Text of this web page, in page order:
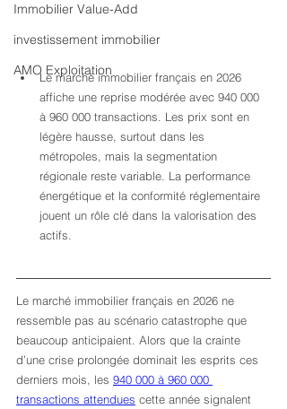
Immobilier Value-Add
investissement immobilier
AMO Exploitation
Le marché immobilier français en 2026
affiche une reprise modérée avec 940 000
à 960 000 transactions. Les prix sont en
légère hausse, surtout dans les
métropoles, mais la segmentation
régionale reste variable. La performance
énergétique et la conformité réglementaire
jouent un rôle clé dans la valorisation des
actifs.
Le marché immobilier français en 2026 ne
ressemble pas au scénario catastrophe que
beaucoup anticipaient. Alors que la crainte
d’une crise prolongée dominait les esprits ces
derniers mois, les 940 000 à 960 000
transactions attendues cette année signalent